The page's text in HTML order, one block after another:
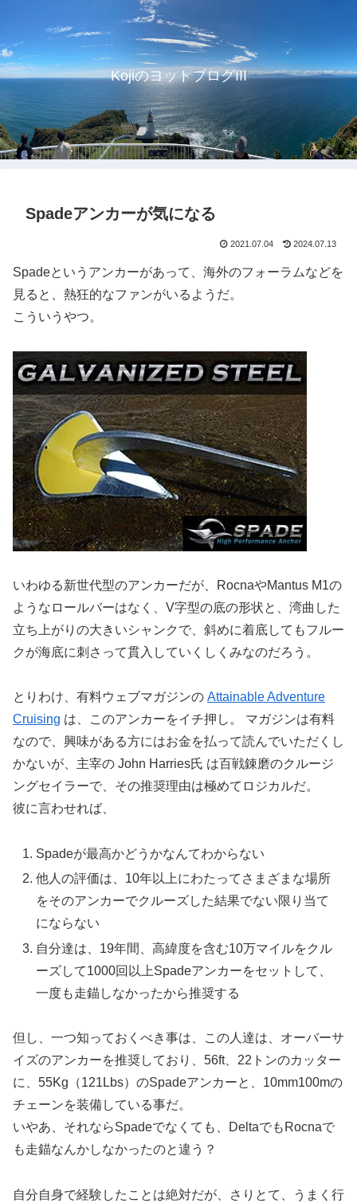
KojiのヨットブログIII
Spadeアンカーが気になる
2021.07.04 2024.07.13
Spadeというアンカーがあって、海外のフォーラムなどを
見ると、熱狂的なファンがいるようだ。
こういうやつ。
いわゆる新世代型のアンカーだが、RocnaやMantus M1の
ようなロールバーはなく、V字型の底の形状と、湾曲した
立ち上がりの大きいシャンクで、斜めに着底してもフルー
クが海底に刺さって貫入していくしくみなのだろう。
とりわけ、有料ウェブマガジンの Attainable Adventure
Cruising は、このアンカーをイチ押し。 マガジンは有料
なので、興味がある方にはお金を払って読んでいただくし
かないが、主宰の John Harries氏 は百戦錬磨のクルージ
ングセイラーで、その推奨理由は極めてロジカルだ。
彼に言わせれば、
Spadeが最高かどうかなんてわからない
他人の評価は、10年以上にわたってさまざまな場所
をそのアンカーでクルーズした結果でない限り当て
にならない
自分達は、19年間、高緯度を含む10万マイルをクル
ーズして1000回以上Spadeアンカーをセットして、
一度も走錨しなかったから推奨する
但し、一つ知っておくべき事は、この人達は、オーバーサ
イズのアンカーを推奨しており、56ft、22トンのカッター
に、55Kg（121Lbs）のSpadeアンカーと、10mm100mの
チェーンを装備している事だ。
いやあ、それならSpadeでなくても、DeltaでもRocnaで
も走錨なんかしなかったのと違う？
自分自身で経験したことは絶対だが、さりとて、うまく行